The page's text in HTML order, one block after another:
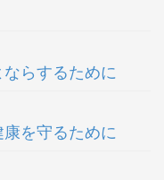
らするために
を守るために